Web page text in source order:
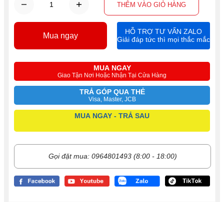
THÊM VÀO GIỎ HÀNG
MUA NGAY
Giao Tận Nơi Hoặc Nhận Tại Cửa Hàng
TRẢ GÓP QUA THẺ
Visa, Master, JCB
MUA NGAY - TRẢ SAU
Gọi đặt mua: 0964801493 (8:00 - 18:00)
Mua ngay
HỖ TRỢ TƯ VẤN ZALO
Giải đáp tức thì mọi thắc mắc